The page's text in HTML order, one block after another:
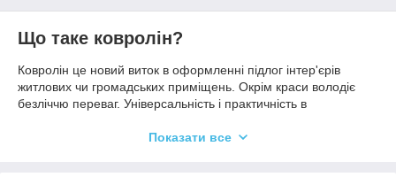
Що таке ковролін?
Ковролін це новий виток в оформленні підлог інтер'єрів
житлових чи громадських приміщень. Окрім краси володіє
безліччю переваг. Універсальність і практичність в
як основний вид підлоги в безлічі приміщень. Ковроліном
Показати все